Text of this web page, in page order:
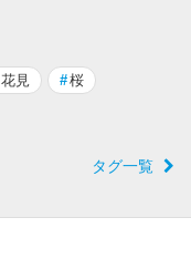
花見 #桜
タグ一覧